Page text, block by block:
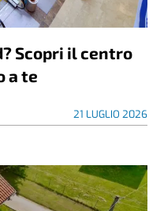
Scopri il centro
a te
21 LUGLIO 2026